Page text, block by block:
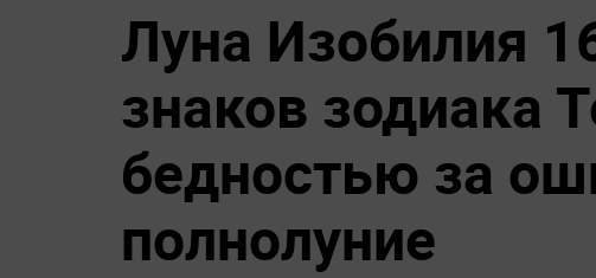
Луна Изобилия
знаков зодиака
бедностью за
полнолуние